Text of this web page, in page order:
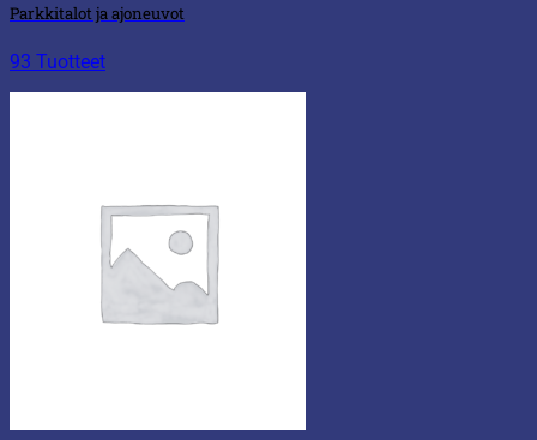
Parkkitalot ja ajoneuvot
93 Tuotteet